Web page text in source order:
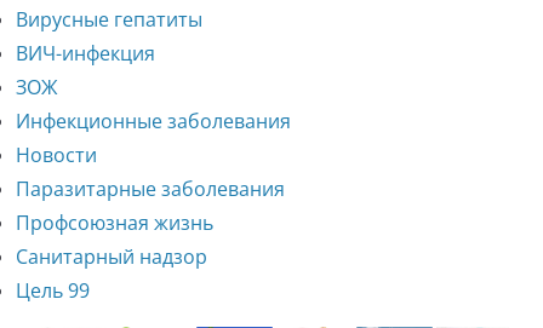
Вирусные гепатиты
ВИЧ-инфекция
ЗОЖ
Инфекционные заболевания
Новости
Паразитарные заболевания
Профсоюзная жизнь
Санитарный надзор
Цель 99